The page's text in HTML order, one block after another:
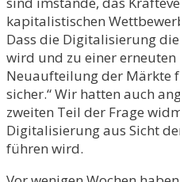
kapitalistischen
Dass die Digitalisierung
wird und zu einer
Neuaufteilung der Märkte
sicher.“ Wir hatten auch
zweiten Teil der Frage
Digitalisierung aus Sicht
führen wird.